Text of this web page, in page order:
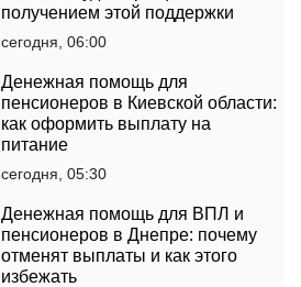
получением этой поддержки
сегодня, 06:00
Денежная помощь для
пенсионеров в Киевской области:
как оформить выплату на
питание
сегодня, 05:30
Денежная помощь для ВПЛ и
пенсионеров в Днепре: почему
отменят выплаты и как этого
избежать